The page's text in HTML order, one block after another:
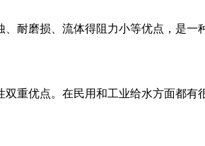
耐磨损、流体得阻力小等优点，是
重优点。在民用和工业给水方面都